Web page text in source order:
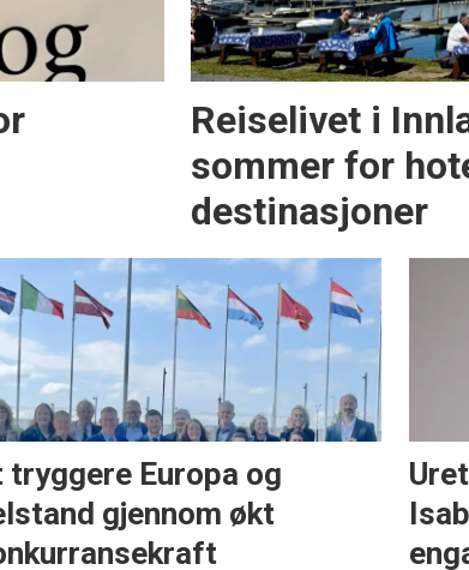
Reiselivet i
sommer for
destinasjoner
tryggere Europa og
gjennom økt